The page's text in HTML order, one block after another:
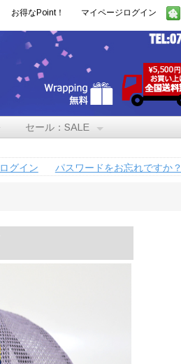
お得なPoint！ マイページログイン
セール：SALE
ログイン パスワードをお忘れですか？